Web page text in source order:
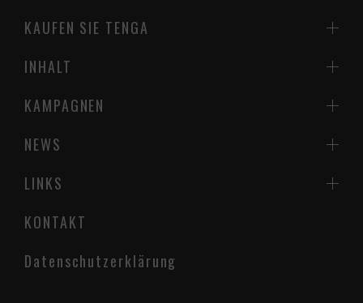
KAUFEN SIE TENGA
INHALT
NEWS
KONTAKT
Datenschutzerklärung
KAMPAGNEN
LINKS